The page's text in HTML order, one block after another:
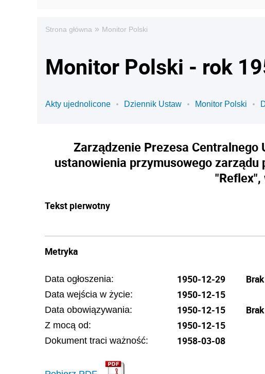
Strona główna » Monitor Polski
Monitor Polski - rok
Akty ujednolicone Dziennik Ustaw Monitor Polski
Zarządzenie Prezesa Centralnego
ustanowienia przymusowego
"Reflex",
Tekst pierwotny
Metryka
Data ogłoszenia: 1950-12-29
Data wejścia w życie: 1950-12-15
Data obowiązywania: 1950-12-15
Z mocą od: 1950-12-15
Dokument traci ważność: 1958-03-08